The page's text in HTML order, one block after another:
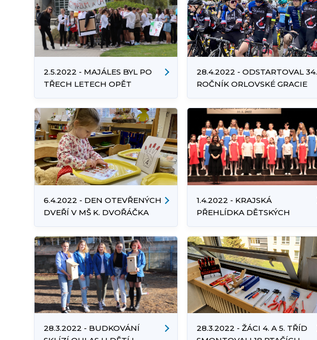
2.5.2022 - MAJÁLES BYL PO
TŘECH LETECH OPĚT
FANTASTICKÝ!
28.4.2022 - ODSTARTOVAL 34.
ROČNÍK ORLOVSKÉ GRACIE
6.4.2022 - DEN OTEVŘENÝCH
DVEŘÍ V MŠ K. DVOŘÁČKA
1.4.2022 - KRAJSKÁ
PŘEHLÍDKA DĚTSKÝCH
28.3.2022 - BUDKOVÁNÍ
28.3.2022 - ŽÁCI 4. A 5. TŘÍD